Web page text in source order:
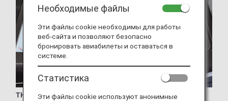
THE Suite
Необходимые файлы
Эти файлы cookie необходимы для работы
веб-сайта и позволяют безопасно
бронировать авиабилеты и оставаться в
системе.
Статистика
Эти файлы cookie используют анонимные